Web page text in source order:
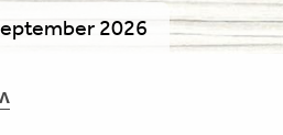
2026